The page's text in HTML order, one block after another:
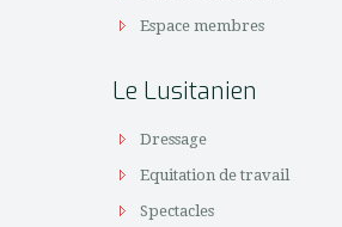
Espace membres
Le Lusitanien
Dressage
Equitation de travail
Spectacles